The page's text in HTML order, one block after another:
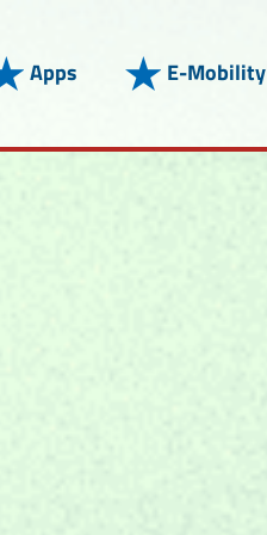
Apps E-Mobility